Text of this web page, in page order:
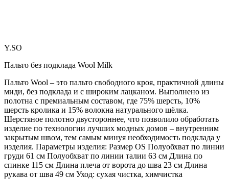
Y.SO
Пальто без подклада Wool Milk
Пальто Wool – это пальто свободного кроя, практичной длины
миди, без подклада и с широким лацканом. Выполнено из
полотна с премиальным составом, где 75% шерсть, 10%
шерсть кролика и 15% волокна натурального шёлка.
Шерстяное полотно двустороннее, что позволило обработать
изделие по технологии лучших модных домов – внутренним
закрытым швом, тем самым минуя необходимость подклада у
изделия. Параметры изделия: Размер OS Полуобхват по линии
груди 61 см Полуобхват по линии талии 63 см Длина по
спинке 115 см Длина плеча от ворота до шва 23 см Длина
рукава от шва 49 см Уход: сухая чистка, химчистка